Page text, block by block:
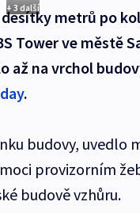
+ 3 další
metrů po
Tower ve městě
až na vrchol
.
budovy, uvedlo
provizorním
budově vzhůru.